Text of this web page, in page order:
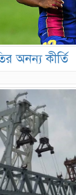
অনন্য কীর্তি